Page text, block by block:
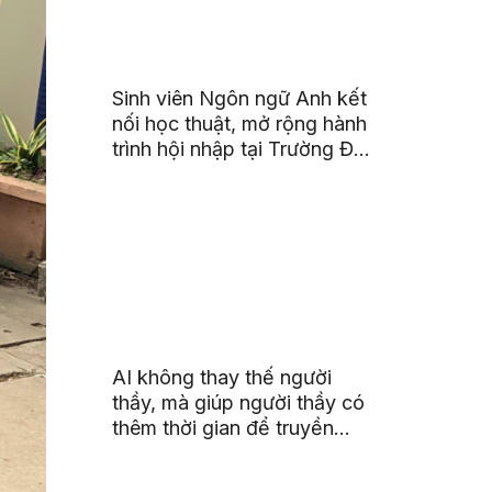
Sinh viên Ngôn ngữ Anh kết
nối học thuật, mở rộng hành
trình hội nhập tại Trường Đại
AI không thay thế người
thầy, mà giúp người thầy có
thêm thời gian để truyền